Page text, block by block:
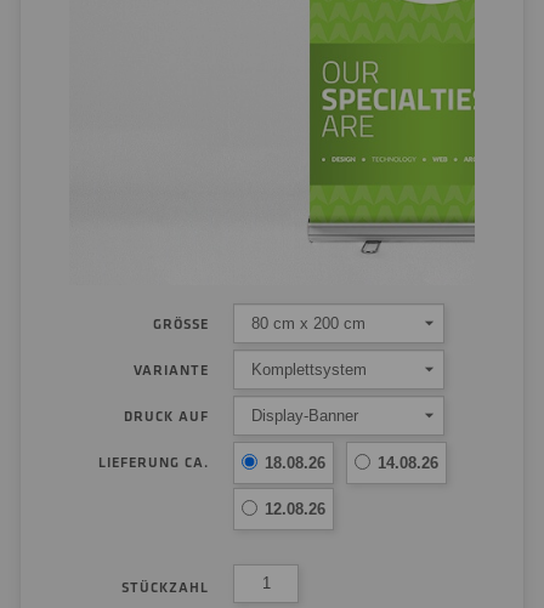
GRÖSSE 80 cm x 200 cm
VARIANTE Komplettsystem
DRUCK AUF Display-Banner
LIEFERUNG CA. 18.08.26 14.08.26
12.08.26
STÜCKZAHL